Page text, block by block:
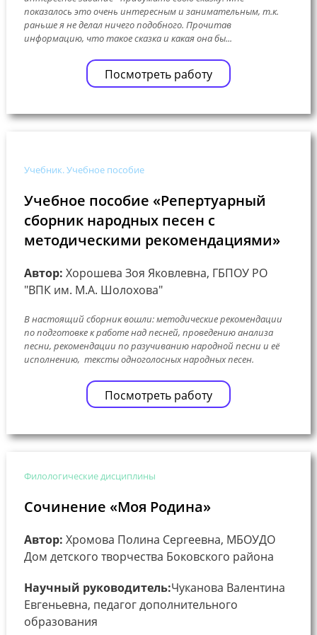
показалось это очень интересным и занимательным, т.к.
раньше я не делал ничего подобного. Прочитав
информацию, что такое сказка и какая она бы...
Посмотреть работу
Учебник. Учебное пособие
Учебное пособие «Репертуарный
сборник народных песен с
методическими рекомендациями»
Автор: Хорошева Зоя Яковлевна, ГБПОУ РО
"ВПК им. М.А. Шолохова"
В настоящий сборник вошли: методические рекомендации
по подготовке к работе над песней, проведению анализа
песни, рекомендации по разучиванию народной песни и её
исполнению, тексты одноголосных народных песен.
Посмотреть работу
Филологические дисциплины
Сочинение «Моя Родина»
Автор: Хромова Полина Сергеевна, МБОУДО
Дом детского творчества Боковского района
Научный руководитель:Чуканова Валентина
Евгеньевна, педагог дополнительного
образования